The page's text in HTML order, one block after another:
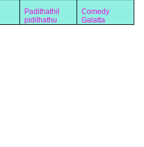
Padithathil
pidithathu
Comedy
Galatta